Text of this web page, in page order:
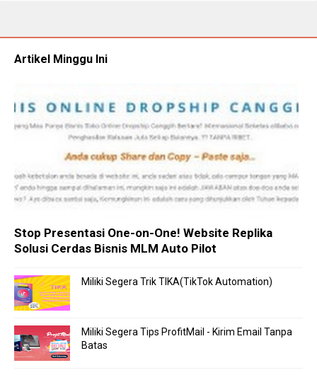
Artikel Minggu Ini
Stop Presentasi One-on-One! Website Replika
Solusi Cerdas Bisnis MLM Auto Pilot
Miliki Segera Trik TIKA(TikTok Automation)
Miliki Segera Tips ProfitMail - Kirim Email Tanpa
Batas